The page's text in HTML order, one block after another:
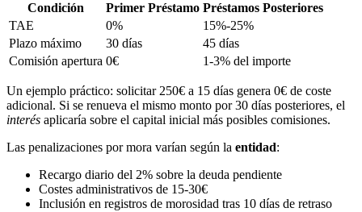
Condición Primer Préstamo Préstamos Posteriores
TAE
0%
15%-25%
Plazo máximo
30 días
45 días
Comisión apertura 0€ 1-3% del importe
Un ejemplo práctico: solicitar 250€ a 15 días genera 0€ de coste
adicional. Si se renueva el mismo monto por 30 días posteriores, el
interés aplicaría sobre el capital inicial más posibles comisiones.
Las penalizaciones por mora varían según la entidad:
Recargo diario del 2% sobre la deuda pendiente
Costes administrativos de 15-30€
Inclusión en registros de morosidad tras 10 días de retraso